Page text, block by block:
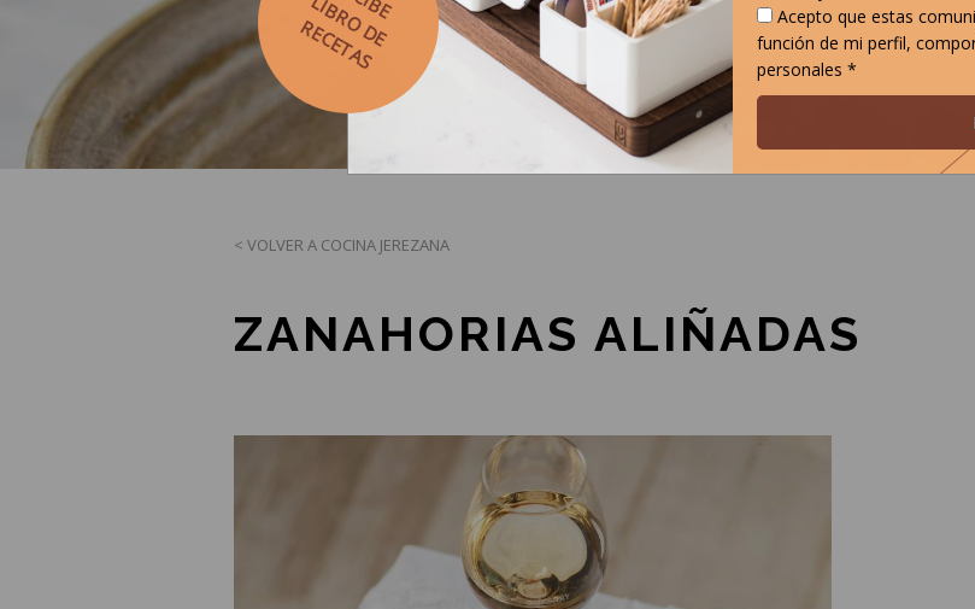
< VOLVER A COCINA JEREZANA
ZANAHORIAS ALIÑADAS
LIBRO DE
RECETAS
Acepto que estas
función de mi perfil,
personales *